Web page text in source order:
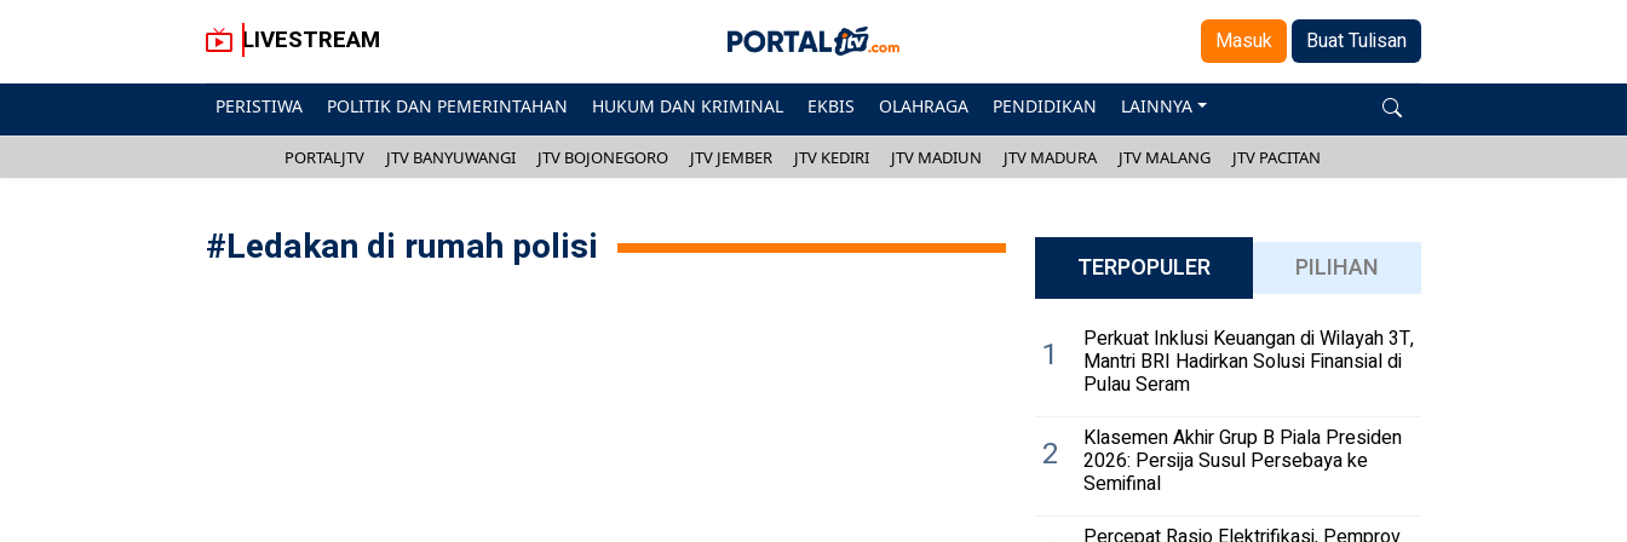
LIVESTREAM Masuk Buat Tulisan
PERISTIWA POLITIK DAN PEMERINTAHAN HUKUM DAN KRIMINAL EKBIS OLAHRAGA PENDIDIKAN LAINNYA
PORTALJTV JTV BANYUWANGI JTV BOJONEGORO JTV JEMBER JTV KEDIRI JTV MADIUN JTV MADURA JTV MALANG JTV PACITAN
#Ledakan di rumah polisi TERPOPULER PILIHAN
1 Perkuat Inklusi Keuangan di Wilayah 3T,
Mantri BRI Hadirkan Solusi Finansial di
Pulau Seram
2 Klasemen Akhir Grup B Piala Presiden
2026: Persija Susul Persebaya ke
Semifinal